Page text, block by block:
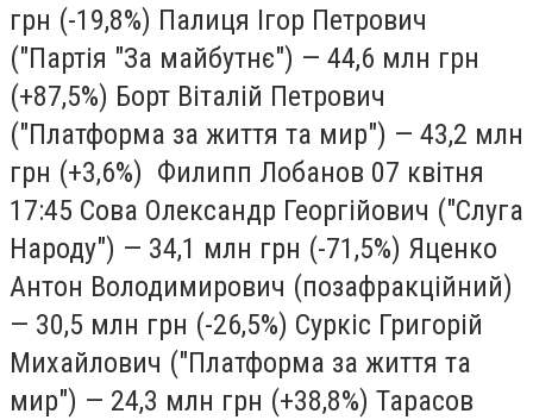
грн (-19,8%) Палиця Ігор Петрович
("Партія "За майбутнє") — 44,6 млн грн
(+87,5%) Борт Віталій Петрович
("Платформа за життя та мир") — 43,2 млн
грн (+3,6%) Филипп Лобанов 07 квiтня
17:45 Сова Олександр Георгійович ("Слуга
Народу") — 34,1 млн грн (-71,5%) Яценко
Антон Володимирович (позафракційний)
— 30,5 млн грн (-26,5%) Суркіс Григорій
Михайлович ("Платформа за життя та
мир") — 24,3 млн грн (+38,8%) Тарасов